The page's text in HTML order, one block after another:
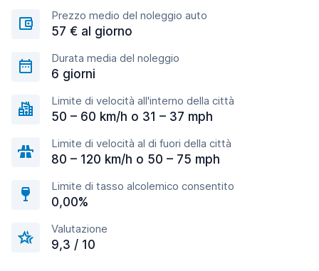
Prezzo medio del noleggio auto
57 € al giorno
Durata media del noleggio
6 giorni
Limite di velocità all'interno della città
50 – 60 km/h o 31 – 37 mph
Limite di velocità al di fuori della città
80 – 120 km/h o 50 – 75 mph
Limite di tasso alcolemico consentito
0,00%
Valutazione
9,3 / 10